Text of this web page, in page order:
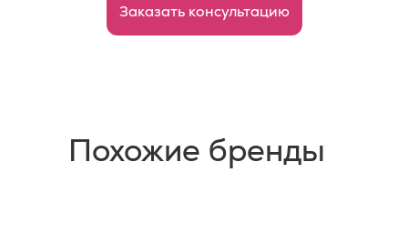
Заказать консультацию
Похожие бренды